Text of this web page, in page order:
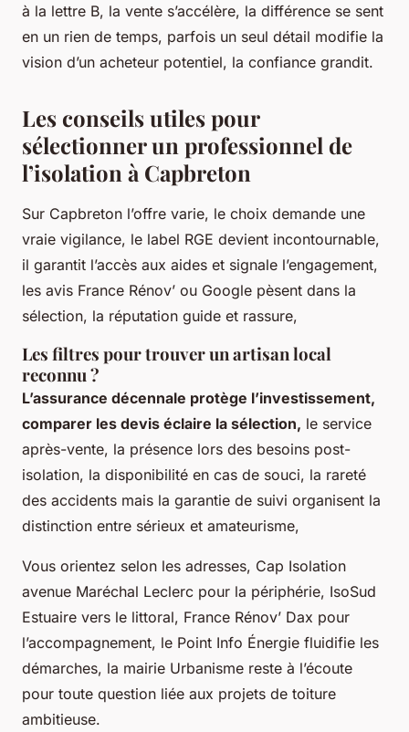
à la lettre B, la vente s’accélère, la différence se sent
en un rien de temps, parfois un seul détail modifie la
vision d’un acheteur potentiel, la confiance grandit.
Les conseils utiles pour
sélectionner un professionnel de
l’isolation à Capbreton
Sur Capbreton l’offre varie, le choix demande une
vraie vigilance, le label RGE devient incontournable,
il garantit l’accès aux aides et signale l’engagement,
les avis France Rénov’ ou Google pèsent dans la
sélection, la réputation guide et rassure,
Les filtres pour trouver un artisan local
reconnu ?
L’assurance décennale protège l’investissement,
comparer les devis éclaire la sélection, le service
après-vente, la présence lors des besoins post-
isolation, la disponibilité en cas de souci, la rareté
des accidents mais la garantie de suivi organisent la
distinction entre sérieux et amateurisme,
Vous orientez selon les adresses, Cap Isolation
avenue Maréchal Leclerc pour la périphérie, IsoSud
Estuaire vers le littoral, France Rénov’ Dax pour
l’accompagnement, le Point Info Énergie fluidifie les
démarches, la mairie Urbanisme reste à l’écoute
pour toute question liée aux projets de toiture
ambitieuse.